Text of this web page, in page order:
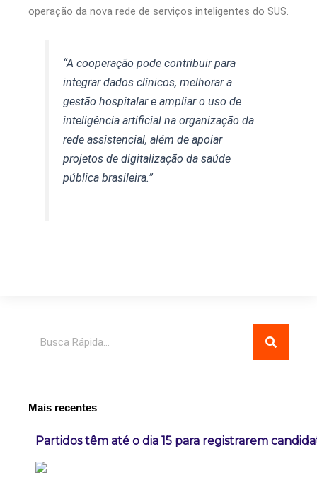
operação da nova rede de serviços inteligentes do SUS.
“A cooperação pode contribuir para
integrar dados clínicos, melhorar a
gestão hospitalar e ampliar o uso de
inteligência artificial na organização da
rede assistencial, além de apoiar
projetos de digitalização da saúde
pública brasileira.”
Mais recentes
Partidos têm até o dia 15 para registrarem